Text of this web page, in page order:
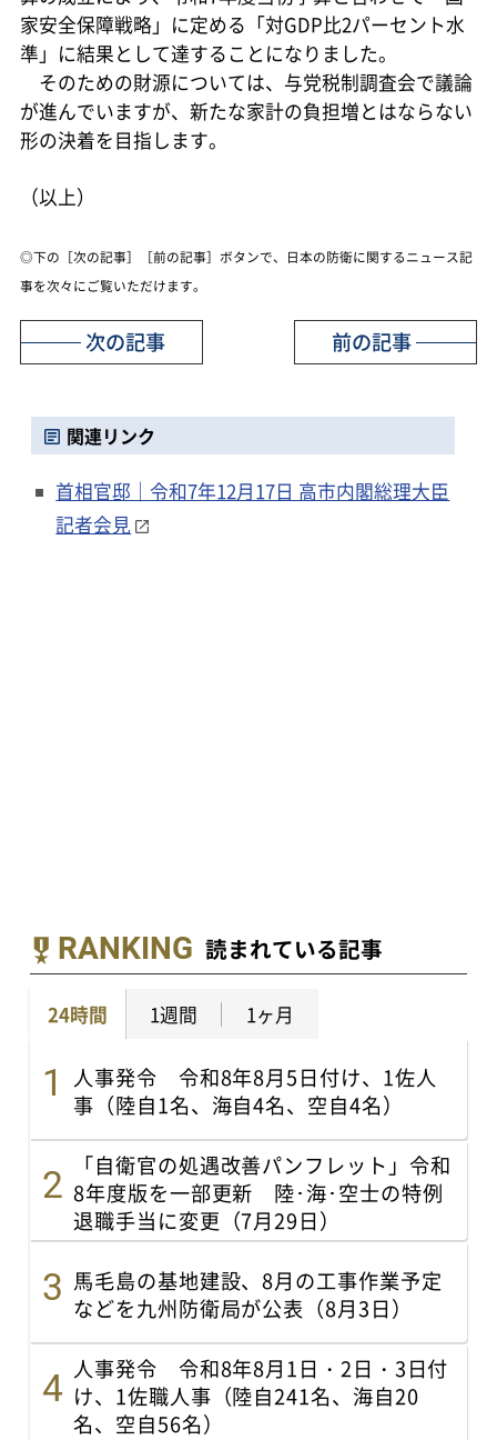
家安全保障戦略」に定める「対GDP比2パーセント水
準」に結果として達することになりました。
そのための財源については、与党税制調査会で議論
が進んでいますが、新たな家計の負担増とはならない
形の決着を目指します。
（以上）
◎下の［次の記事］［前の記事］ボタンで、日本の防衛に関するニュース記
事を次々にご覧いただけます。
前の記事
次の記事
関連リンク
首相官邸｜令和7年12月17日 高市内閣総理大臣
記者会見
RANKING 読まれている記事
24時間 1週間 1ヶ月
人事発令 令和8年8月5日付け、1佐人
事（陸自1名、海自4名、空自4名）
「自衛官の処遇改善パンフレット」令和
8年度版を一部更新 陸･海･空士の特例
退職手当に変更（7月29日）
馬毛島の基地建設、8月の工事作業予定
などを九州防衛局が公表（8月3日）
人事発令 令和8年8月1日・2日・3日付
け、1佐職人事（陸自241名、海自20
名、空自56名）